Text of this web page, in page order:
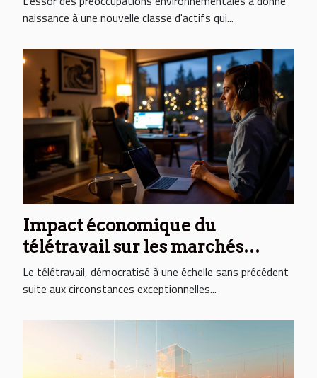
portefeuille
naissance à une nouvelle classe d'actifs qui...
Impact économique du
télétravail sur les marchés
immobiliers périurbains
Le télétravail, démocratisé à une échelle sans précédent
suite aux circonstances exceptionnelles...